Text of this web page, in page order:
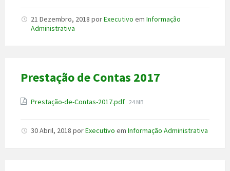
21 Dezembro, 2018 porExecutivo em Informação
Administrativa
Prestação de Contas 2017
Anexo
Prestação-de-Contas-2017.pdf File
24 MB
30 Abril, 2018 porExecutivo em Informação Administrativa